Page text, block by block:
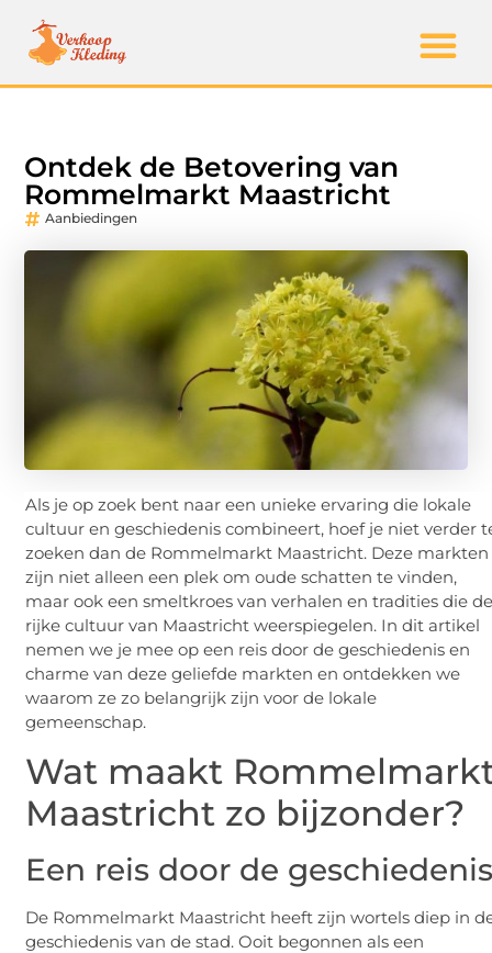
Ontdek de Betovering van
Rommelmarkt Maastricht
Aanbiedingen
Als je op zoek bent naar een unieke ervaring die lokale
cultuur en geschiedenis combineert, hoef je niet verder
zoeken dan de Rommelmarkt Maastricht. Deze markten
zijn niet alleen een plek om oude schatten te vinden,
maar ook een smeltkroes van verhalen en tradities die
rijke cultuur van Maastricht weerspiegelen. In dit artikel
nemen we je mee op een reis door de geschiedenis en
charme van deze geliefde markten en ontdekken we
waarom ze zo belangrijk zijn voor de lokale
gemeenschap.
Wat maakt
Maastricht zo bijzonder?
Een reis door de
De Rommelmarkt Maastricht heeft zijn wortels diep in
geschiedenis van de stad. Ooit begonnen als een